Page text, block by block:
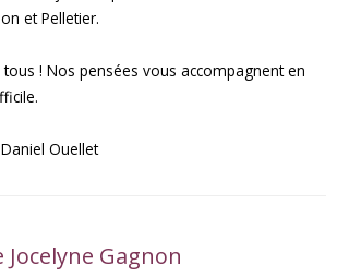
et Pelletier.
! Nos pensées vous accompagnent en
Ouellet
Jocelyne Gagnon